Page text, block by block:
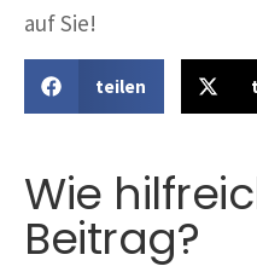
auf Sie!
teilen
Wie
Beitrag?